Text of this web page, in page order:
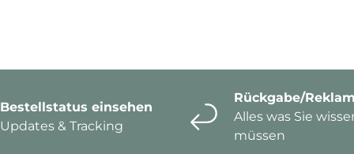
Bestellstatus einsehen
Updates & Tracking
Rückgabe/
Alles was Sie
müssen